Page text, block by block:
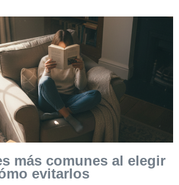
más comunes al elegir
evitarlos